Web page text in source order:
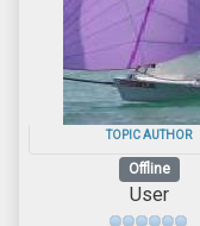
TOPIC AUTHOR
Offline
User